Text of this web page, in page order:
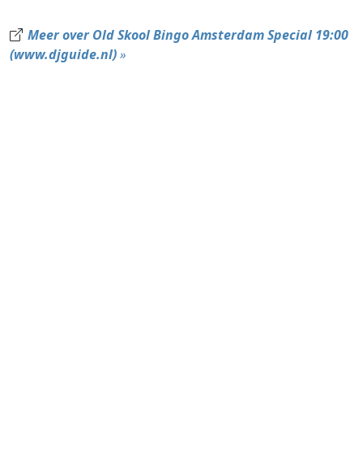
Meer over Old Skool Bingo Amsterdam Special 19:00
(www.djguide.nl)»